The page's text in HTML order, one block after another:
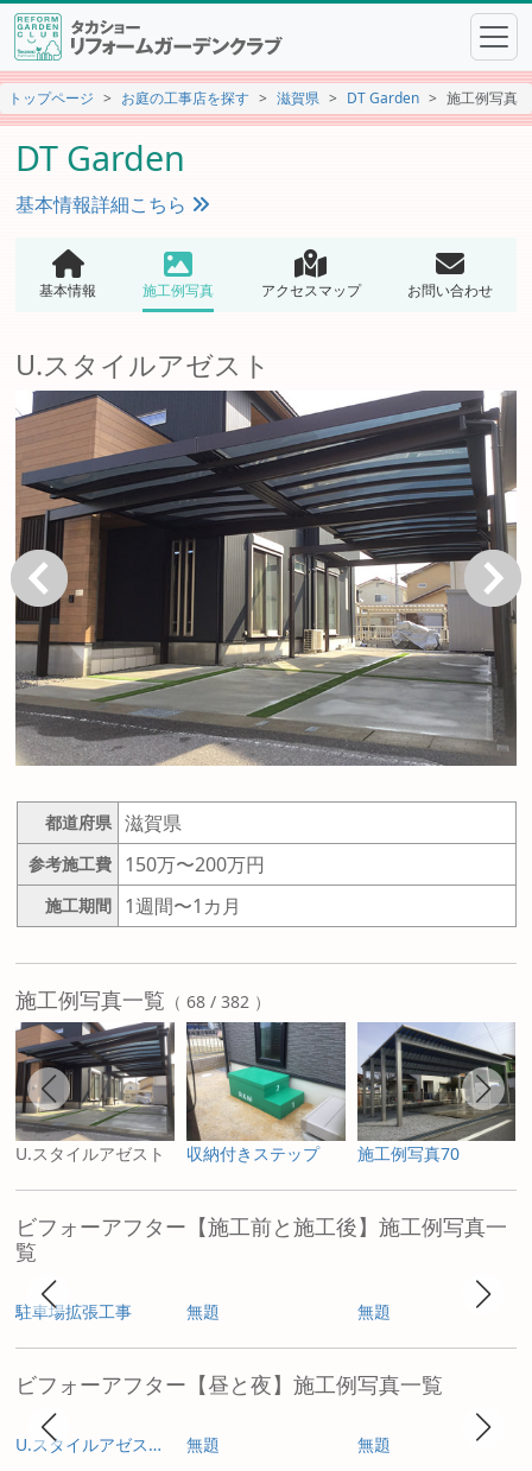
トップページ お庭の工事店を探す 滋賀県 DT Garden 施工例写真
DT Garden
基本情報詳細こちら
基本情報 施工例写真 アクセスマップ お問い合わせ
U.スタイルアゼスト
戻る 次へ
都道府県 滋賀県
参考施工費 150万〜200万円
施工期間 1週間〜1カ月
施工例写真一覧 （ 68 / 382 ）
U.スタイルアゼスト 収納付きステップ 施工例写真70
ビフォーアフター【施工前と施工後】施工例写真一
覧
駐車場拡張工事 無題 無題
ビフォーアフター【昼と夜】施工例写真一覧
U.スタイルアゼスト プレミアムタイプ 無題 無題